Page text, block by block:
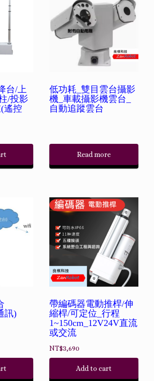
台/上
/投影
遙控
低功耗_雙目雲台攝影
機_車載攝影機雲台_
自動追蹤雲台
Read more
訊)
帶編碼器電動推桿/伸
縮桿/可定位_行程
1~150cm_12V24V直流
或交流
NT$3,690
Add to cart